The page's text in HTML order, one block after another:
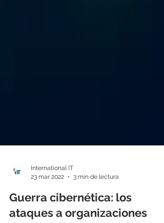
23 mar 2022
3 min de lectura
Guerra cibernética: los